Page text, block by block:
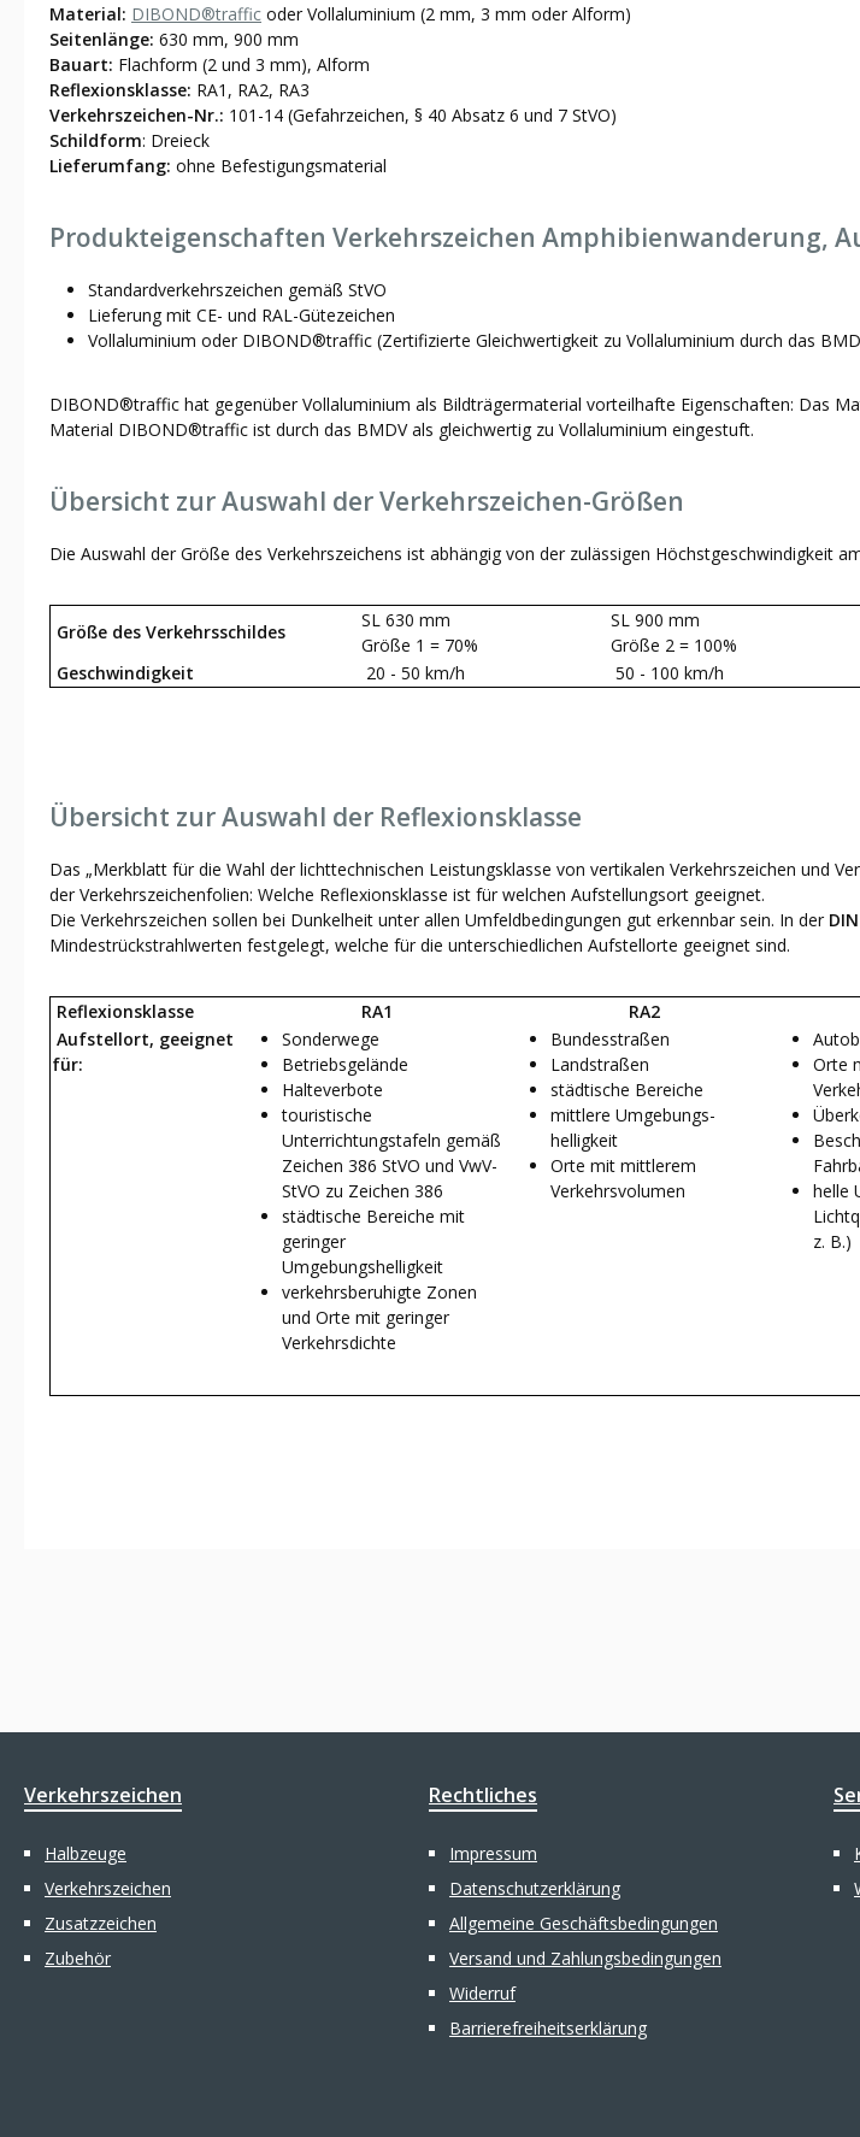
Material: DIBOND®traffic oder Vollaluminium (2 mm, 3 mm oder Alform)
Seitenlänge: 630 mm, 900 mm
Bauart: Flachform (2 und 3 mm), Alform
Reflexionsklasse: RA1, RA2, RA3
Verkehrszeichen-Nr.: 101-14 (Gefahrzeichen, § 40 Absatz 6 und 7 StVO)
Schildform: Dreieck
Lieferumfang: ohne Befestigungsmaterial
Produkteigenschaften Verkehrszeichen Amphibienwanderung,
Standardverkehrszeichen gemäß StVO
Lieferung mit CE- und RAL-Gütezeichen
Vollaluminium oder DIBOND®traffic (Zertifizierte Gleichwertigkeit zu Vollaluminium durch das
DIBOND®traffic hat gegenüber Vollaluminium als Bildträgermaterial vorteilhafte Eigenschaften: Das
Material DIBOND®traffic ist durch das BMDV als gleichwertig zu Vollaluminium eingestuft.
Übersicht zur Auswahl der Verkehrszeichen-Größen
Die Auswahl der Größe des Verkehrszeichens ist abhängig von der zulässigen Höchstgeschwindigkeit
Größe des Verkehrsschildes
SL 630 mm
Größe 1 = 70%
SL 900 mm
Größe 2 = 100%
Geschwindigkeit
20 - 50 km/h 50 - 100 km/h
Übersicht zur Auswahl der Reflexionsklasse
Das „Merkblatt für die Wahl der lichttechnischen Leistungsklasse von vertikalen Verkehrszeichen und
der Verkehrszeichenfolien: Welche Reflexionsklasse ist für welchen Aufstellungsort geeignet.
Die Verkehrszeichen sollen bei Dunkelheit unter allen Umfeldbedingungen gut erkennbar sein. In der
Mindestrückstrahlwerten festgelegt, welche für die unterschiedlichen Aufstellorte geeignet sind.
Reflexionsklasse RA1 RA2
Aufstellort, geeignet
für:
Sonderwege
Betriebsgelände
Halteverbote
touristische
Unterrichtungstafeln gemäß
Zeichen 386 StVO und VwV-
StVO zu Zeichen 386
städtische Bereiche mit
geringer
Umgebungshelligkeit
verkehrsberuhigte Zonen
und Orte mit geringer
Verkehrsdichte
Bundesstraßen
Landstraßen
städtische Bereiche
mittlere Umgebungs-
helligkeit
Orte mit mittlerem
Verkehrsvolumen
Orte
helle
z. B.)
Verkehrszeichen
Halbzeuge
Verkehrszeichen
Zusatzzeichen
Zubehör
Rechtliches
Impressum
Datenschutzerklärung
Allgemeine Geschäftsbedingungen
Versand und Zahlungsbedingungen
Widerruf
Barrierefreiheitserklärung